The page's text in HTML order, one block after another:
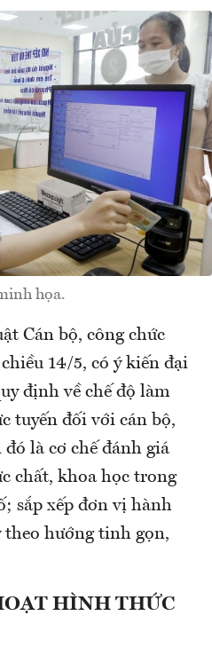
họa.
Cán bộ, công chức
14/5, có ý kiến đại
định về chế độ làm
tuyến đối với cán bộ,
là cơ chế đánh giá
chất, khoa học trong
sắp xếp đơn vị hành
hướng tinh gọn,
HÌNH THỨC